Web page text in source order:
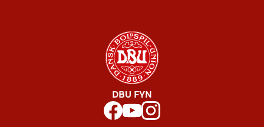
DBU FYN